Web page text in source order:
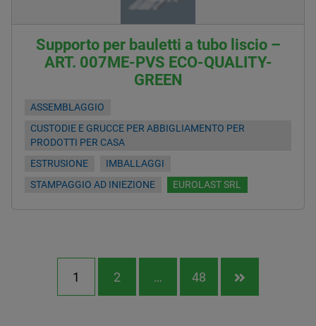
Supporto per bauletti a tubo liscio –
ART. 007ME-PVS ECO-QUALITY-
GREEN
ASSEMBLAGGIO
CUSTODIE E GRUCCE PER ABBIGLIAMENTO PER
PRODOTTI PER CASA
ESTRUSIONE
IMBALLAGGI
STAMPAGGIO AD INIEZIONE
EUROLAST SRL
1 2 … 48 